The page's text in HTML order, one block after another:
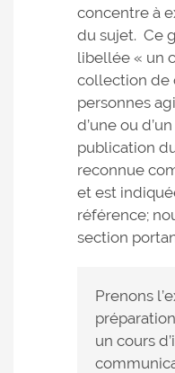
concentre à
du sujet. Ce
libellée « un
collection de
personnes
d’une ou
publication
reconnue
et est
référence;
section
Prenons
un cours